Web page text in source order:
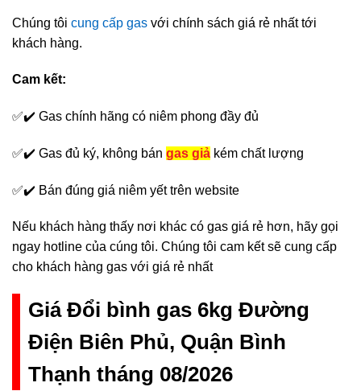
Chúng tôi cung cấp gas với chính sách giá rẻ nhất tới
khách hàng.
Cam kết:
✅✔️ Gas chính hãng có niêm phong đầy đủ
✅✔️ Gas đủ ký, không bán gas giả kém chất lượng
✅✔️ Bán đúng giá niêm yết trên website
Nếu khách hàng thấy nơi khác có gas giá rẻ hơn, hãy gọi
ngay hotline của cúng tôi. Chúng tôi cam kết sẽ cung cấp
cho khách hàng gas với giá rẻ nhất
Giá Đổi bình gas 6kg Đường
Điện Biên Phủ, Quận Bình
Thạnh tháng 08/2026